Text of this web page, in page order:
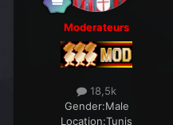
Moderateurs
18,5k
Gender:Male
Location:Tunis